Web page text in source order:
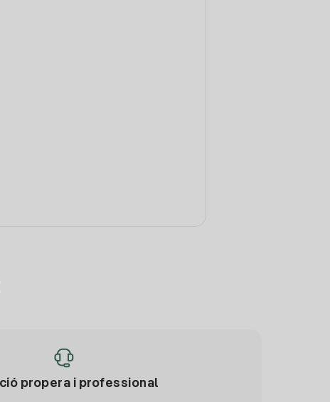
propera i professional